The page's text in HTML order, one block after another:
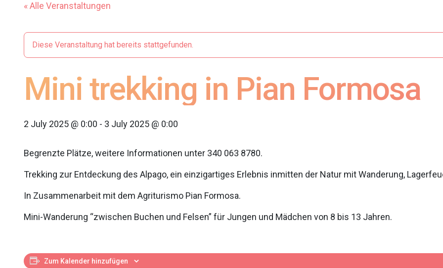
« Alle Veranstaltungen
Diese Veranstaltung hat bereits stattgefunden.
Mini trekking in Pian Formosa
2 July 2025 @ 0:00 - 3 July 2025 @ 0:00
Begrenzte Plätze, weitere Informationen unter 340 063 8780.
Trekking zur Entdeckung des Alpago, ein einzigartiges Erlebnis inmitten der Natur mit Wanderung,
In Zusammenarbeit mit dem Agriturismo Pian Formosa.
Mini-Wanderung “zwischen Buchen und Felsen” für Jungen und Mädchen von 8 bis 13 Jahren.
Zum Kalender hinzufügen